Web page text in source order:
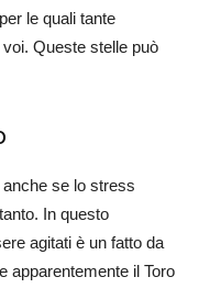
le quali tante
Queste stelle può
se lo stress
In questo
agitati è un fatto da
apparentemente il Toro